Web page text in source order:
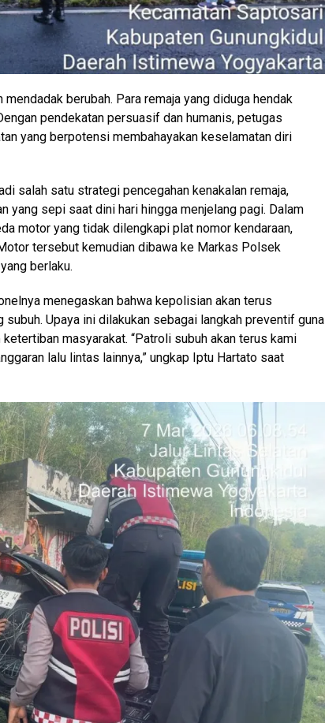
berubah. Para remaja yang diduga hendak
pendekatan persuasif dan humanis, petugas
yang berpotensi membahayakan keselamatan diri
salah satu strategi pencegahan kenakalan remaja,
yang sepi saat dini hari hingga menjelang pagi. Dalam
motor yang tidak dilengkapi plat nomor kendaraan,
tersebut kemudian dibawa ke Markas Polsek
berlaku.
menegaskan bahwa kepolisian akan terus
Upaya ini dilakukan sebagai langkah preventif guna
masyarakat. “Patroli subuh akan terus kami
lalu lintas lainnya,” ungkap Iptu Hartato saat